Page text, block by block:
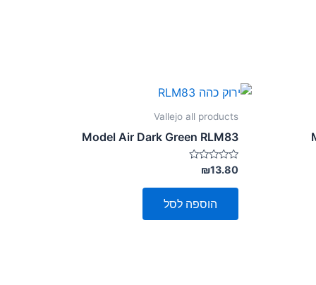
Vallejo all products
Model Air Dark Green RLM83
דורג
0
מתוך
₪13.80
הוספה לסל